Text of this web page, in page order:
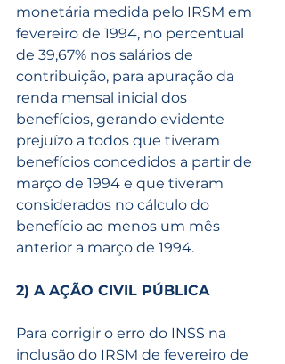
monetária medida pelo IRSM em
fevereiro de 1994, no percentual
de 39,67% nos salários de
contribuição, para apuração da
renda mensal inicial dos
benefícios, gerando evidente
prejuízo a todos que tiveram
benefícios concedidos a partir de
março de 1994 e que tiveram
considerados no cálculo do
benefício ao menos um mês
anterior a março de 1994.
2) A AÇÃO CIVIL PÚBLICA
Para corrigir o erro do INSS na
inclusão do IRSM de fevereiro de